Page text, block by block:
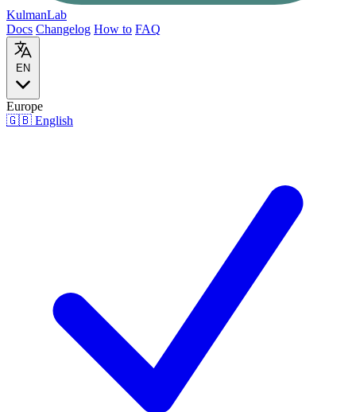
KulmanLab
Docs Changelog How to FAQ
EN
Europe
🇬🇧 English